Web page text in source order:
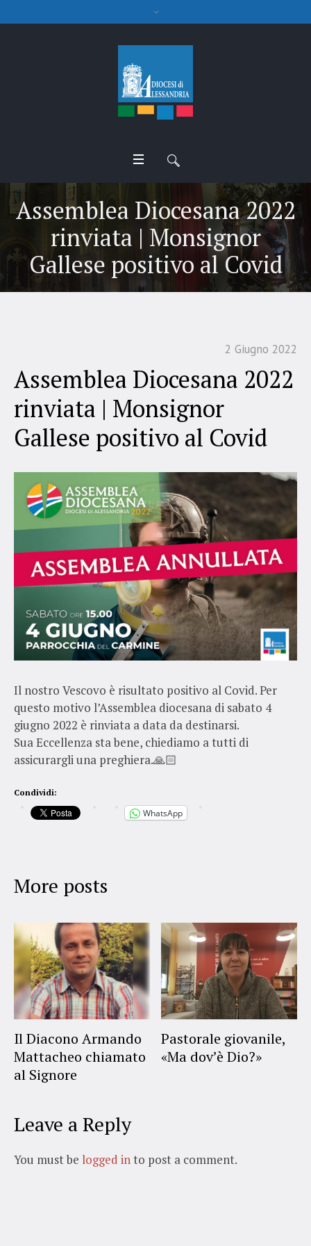
Assemblea Diocesana 2022
rinviata | Monsignor
Gallese positivo al Covid
2 Giugno 2022
Assemblea Diocesana 2022
rinviata | Monsignor
Gallese positivo al Covid
Il nostro Vescovo è risultato positivo al Covid. Per
questo motivo l’Assemblea diocesana di sabato 4
giugno 2022 è rinviata a data da destinarsi.
Sua Eccellenza sta bene, chiediamo a tutti di
assicurargli una preghiera.🙏🏻
Condividi:
WhatsApp
More posts
Il Diacono Armando
Mattacheo chiamato
al Signore
Pastorale giovanile,
«Ma dov’è Dio?»
Leave a Reply
You must be logged into post a comment.